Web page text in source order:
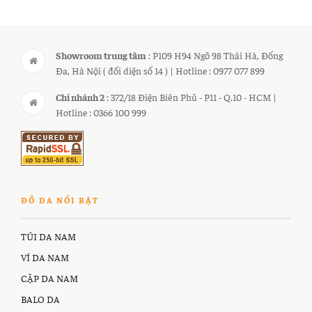
Showroom trung tâm : P109 H94 Ngõ 98 Thái Hà, Đống
Đa, Hà Nội ( đối diện số 14 ) | Hotline : 0977 077 899
Chi nhánh 2 : 372/18 Điện Biên Phủ - P11 - Q.10 - HCM |
Hotline : 0366 100 999
ĐỒ DA NỔI BẬT
TÚI DA NAM
VÍ DA NAM
CẶP DA NAM
BALO DA